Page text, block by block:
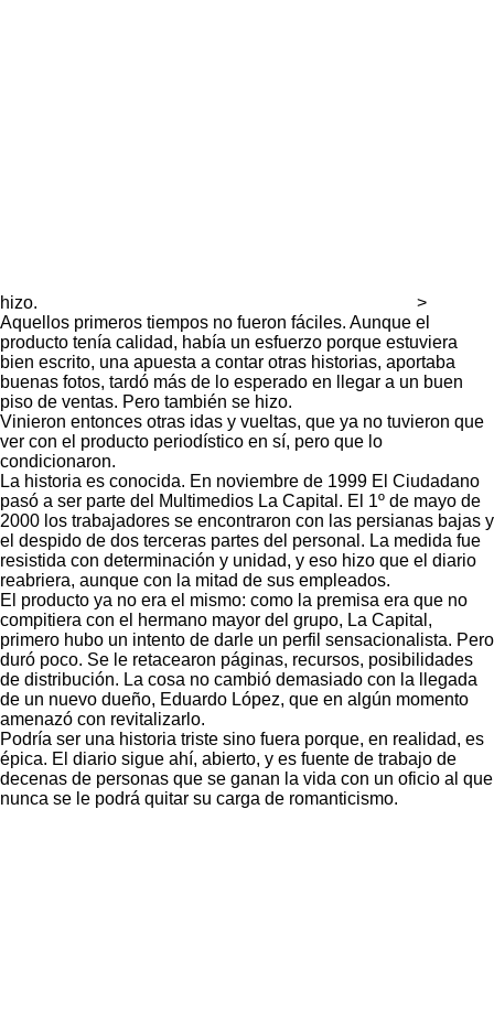
hizo.
>
Aquellos primeros tiempos no fueron fáciles. Aunque el
producto tenía calidad, había un esfuerzo porque estuviera
bien escrito, una apuesta a contar otras historias, aportaba
buenas fotos, tardó más de lo esperado en llegar a un buen
piso de ventas. Pero también se hizo.
Vinieron entonces otras idas y vueltas, que ya no tuvieron que
ver con el producto periodístico en sí, pero que lo
condicionaron.
La historia es conocida. En noviembre de 1999 El Ciudadano
pasó a ser parte del Multimedios La Capital. El 1º de mayo de
2000 los trabajadores se encontraron con las persianas bajas y
el despido de dos terceras partes del personal. La medida fue
resistida con determinación y unidad, y eso hizo que el diario
reabriera, aunque con la mitad de sus empleados.
El producto ya no era el mismo: como la premisa era que no
compitiera con el hermano mayor del grupo, La Capital,
primero hubo un intento de darle un perfil sensacionalista. Pero
duró poco. Se le retacearon páginas, recursos, posibilidades
de distribución. La cosa no cambió demasiado con la llegada
de un nuevo dueño, Eduardo López, que en algún momento
amenazó con revitalizarlo.
Podría ser una historia triste sino fuera porque, en realidad, es
épica. El diario sigue ahí, abierto, y es fuente de trabajo de
decenas de personas que se ganan la vida con un oficio al que
nunca se le podrá quitar su carga de romanticismo.